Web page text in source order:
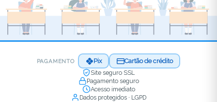
PAGAMENTO Pix
Cartão de crédito
Site seguro SSL
Pagamento seguro
Acesso imediato
Dados protegidos · LGPD